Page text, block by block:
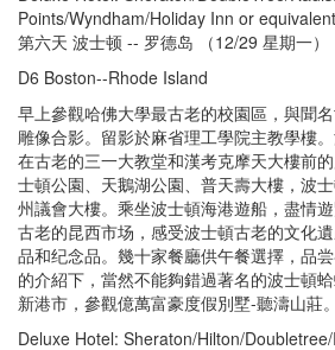
Points/Wyndham/Holiday Inn or equivalent
第六天 波士顿 -- 罗德岛 （12/29 星期一）
D6 Boston--Rhode Island
早上參觀哈佛大學最古老的校園區，與聞
雕像合影。留影於麻省理工學院主教學樓
在古老的三一大教堂和漢考克摩天大樓前
士頓公園、天鵝湖公園、普天壽大樓，波
州議會大樓。乘坐波士頓海港遊船，盡情
古老的昆西市场，感受波士頓古老的文化
品和纪念品。幾十家餐廳供午餐選擇，品
的介紹下，當然不能夠錯過著名的波士頓
新港市，參觀億萬富豪度假別墅-聽濤山莊。
Deluxe Hotel: Sheraton/Hilton/